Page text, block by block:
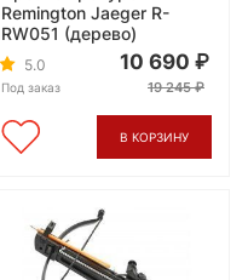
Remington Jaeger R-
RW051 (дерево)
5.0
Под заказ
10 690
19 245
В КОРЗИНУ